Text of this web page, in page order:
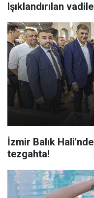
Işıklandırılan
İzmir Balık
tezgahta!